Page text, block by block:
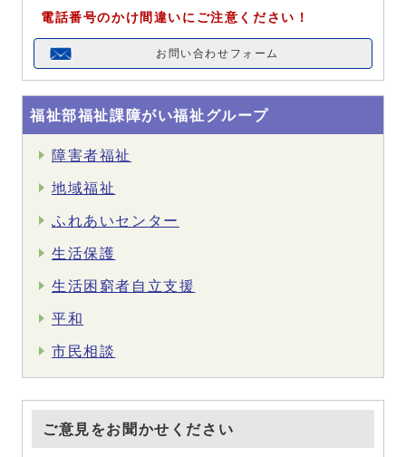
電話番号のかけ間違いにご注意ください！
お問い合わせフォーム
福祉部福祉課障がい福祉グループ
障害者福祉
地域福祉
ふれあいセンター
生活保護
生活困窮者自立支援
平和
市民相談
ご意見をお聞かせください